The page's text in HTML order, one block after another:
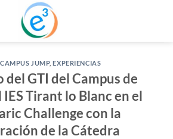
,CAMPUS JUMP,EXPERIENCIAS
del GTI del Campus de
IES Tirant lo Blanc en el
Challenge con la
de la Cátedra